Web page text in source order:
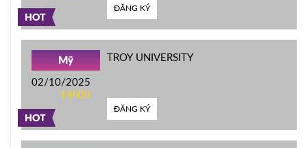
HOT
ĐĂNG KÝ
HOT
Mỹ
02/10/2025
14h00
TROY UNIVERSITY
ĐĂNG KÝ